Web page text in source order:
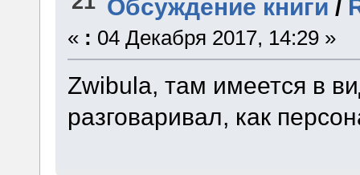
Обсуждение книги /
« : 04 Декабря 2017, 14:29 »
Zwibula, там имеется в
разговаривал, как